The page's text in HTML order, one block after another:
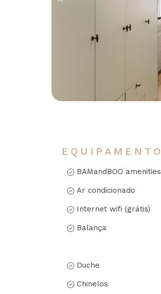
EQUIPAMENTO
BAMandBOO amenities
Ar condicionado
Internet wifi (grátis)
Balança
Duche
Chinelos